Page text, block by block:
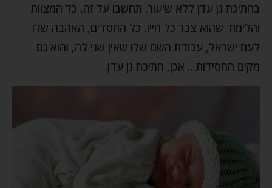
בחתיכת גן עדן ללא שיעור. תחשבו על זה, כל המצוות
והלימוד שהוא צבר כל חייו, כל החסדים, האהבה שלו
לעם ישראל, עבודת השם שלו שאין שני לה, והוא גם
מקים החסידות… אכן, חתיכת גן עדן.